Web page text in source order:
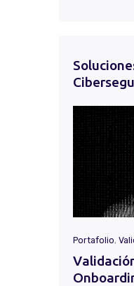
Portafolio,